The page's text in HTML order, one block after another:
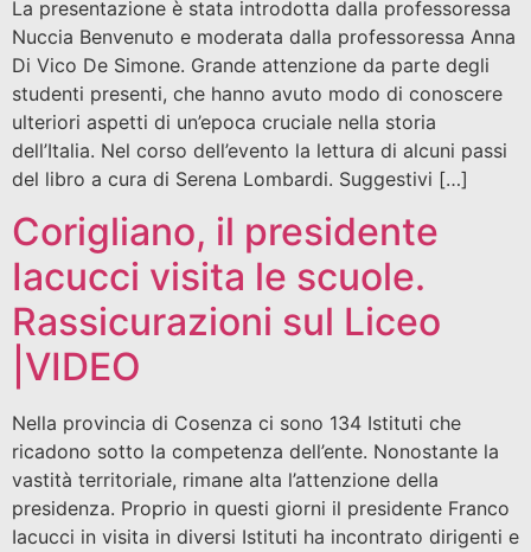
La presentazione è stata introdotta dalla professoressa
Nuccia Benvenuto e moderata dalla professoressa Anna
Di Vico De Simone. Grande attenzione da parte degli
studenti presenti, che hanno avuto modo di conoscere
ulteriori aspetti di un’epoca cruciale nella storia
dell’Italia. Nel corso dell’evento la lettura di alcuni passi
del libro a cura di Serena Lombardi. Suggestivi […]
Corigliano, il presidente
Iacucci visita le scuole.
Rassicurazioni sul Liceo
|VIDEO
Nella provincia di Cosenza ci sono 134 Istituti che
ricadono sotto la competenza dell’ente. Nonostante la
vastità territoriale, rimane alta l’attenzione della
presidenza. Proprio in questi giorni il presidente Franco
Iacucci in visita in diversi Istituti ha incontrato dirigenti e